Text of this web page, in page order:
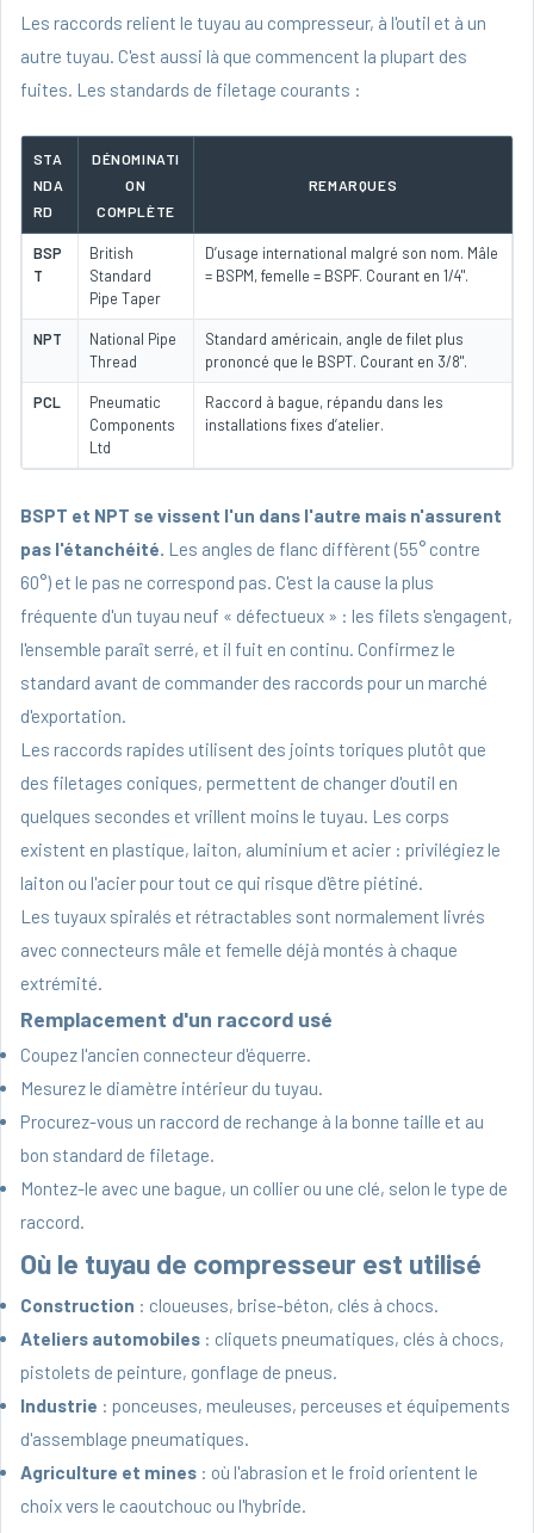
Les raccords relient le tuyau au compresseur, à l'outil et à un
autre tuyau. C'est aussi là que commencent la plupart des
fuites. Les standards de filetage courants :
STA
NDA
RD
DÉNOMINATI
ON
COMPLÈTE
REMARQUES
BSP
T
British
Standard
Pipe Taper
D’usage international malgré son nom. Mâle
= BSPM, femelle = BSPF. Courant en 1/4".
NPT
National Pipe
Thread
Standard américain, angle de filet plus
prononcé que le BSPT. Courant en 3/8".
PCL
Pneumatic
Components
Ltd
Raccord à bague, répandu dans les
installations fixes d’atelier.
BSPT et NPT se vissent l'un dans l'autre mais n'assurent
pas l'étanchéité. Les angles de flanc diffèrent (55° contre
60°) et le pas ne correspond pas. C'est la cause la plus
fréquente d'un tuyau neuf « défectueux » : les filets s'engagent,
l'ensemble paraît serré, et il fuit en continu. Confirmez le
standard avant de commander des raccords pour un marché
d'exportation.
Les raccords rapides utilisent des joints toriques plutôt que
des filetages coniques, permettent de changer d'outil en
quelques secondes et vrillent moins le tuyau. Les corps
existent en plastique, laiton, aluminium et acier : privilégiez le
laiton ou l'acier pour tout ce qui risque d'être piétiné.
Les tuyaux spiralés et rétractables sont normalement livrés
avec connecteurs mâle et femelle déjà montés à chaque
extrémité.
Remplacement d'un raccord usé
Coupez l'ancien connecteur d'équerre.
Mesurez le diamètre intérieur du tuyau.
Procurez-vous un raccord de rechange à la bonne taille et au
bon standard de filetage.
Montez-le avec une bague, un collier ou une clé, selon le type de
raccord.
Où le tuyau de compresseur est utilisé
Construction : cloueuses, brise-béton, clés à chocs.
Ateliers automobiles : cliquets pneumatiques, clés à chocs,
pistolets de peinture, gonflage de pneus.
Industrie : ponceuses, meuleuses, perceuses et équipements
d'assemblage pneumatiques.
Agriculture et mines : où l'abrasion et le froid orientent le
choix vers le caoutchouc ou l'hybride.